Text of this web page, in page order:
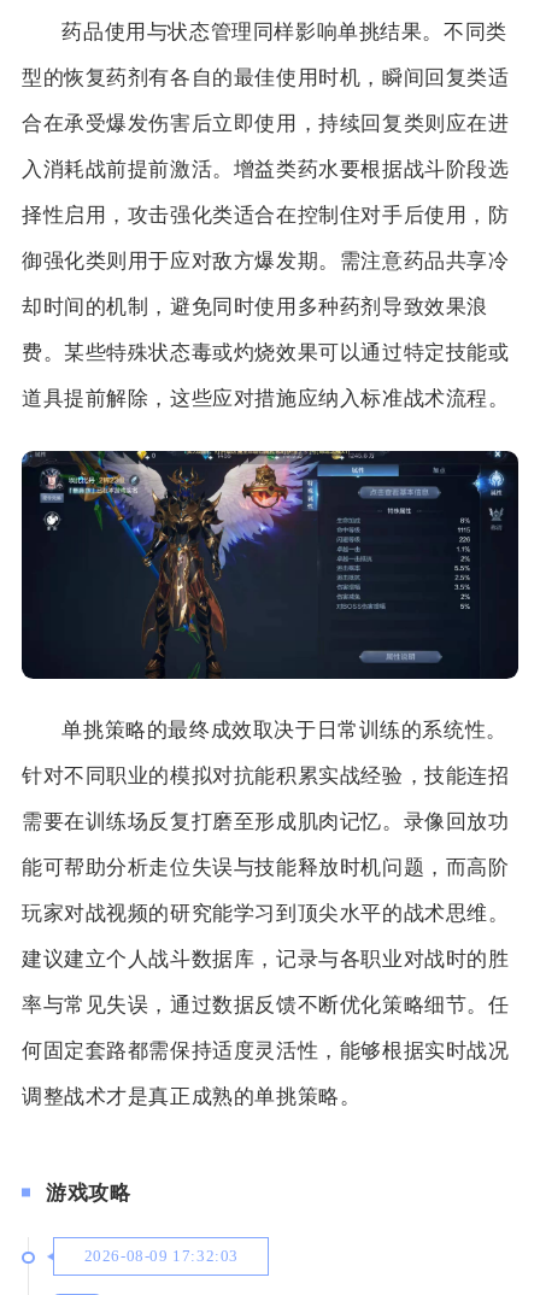
药品使用与状态管理同样影响单挑结果。不同类
型的恢复药剂有各自的最佳使用时机，瞬间回复类适
合在承受爆发伤害后立即使用，持续回复类则应在进
入消耗战前提前激活。增益类药水要根据战斗阶段选
择性启用，攻击强化类适合在控制住对手后使用，防
御强化类则用于应对敌方爆发期。需注意药品共享冷
却时间的机制，避免同时使用多种药剂导致效果浪
费。某些特殊状态毒或灼烧效果可以通过特定技能或
道具提前解除，这些应对措施应纳入标准战术流程。
单挑策略的最终成效取决于日常训练的系统性。
针对不同职业的模拟对抗能积累实战经验，技能连招
需要在训练场反复打磨至形成肌肉记忆。录像回放功
能可帮助分析走位失误与技能释放时机问题，而高阶
玩家对战视频的研究能学习到顶尖水平的战术思维。
建议建立个人战斗数据库，记录与各职业对战时的胜
率与常见失误，通过数据反馈不断优化策略细节。任
何固定套路都需保持适度灵活性，能够根据实时战况
调整战术才是真正成熟的单挑策略。
游戏攻略
2026-08-09 17:32:03